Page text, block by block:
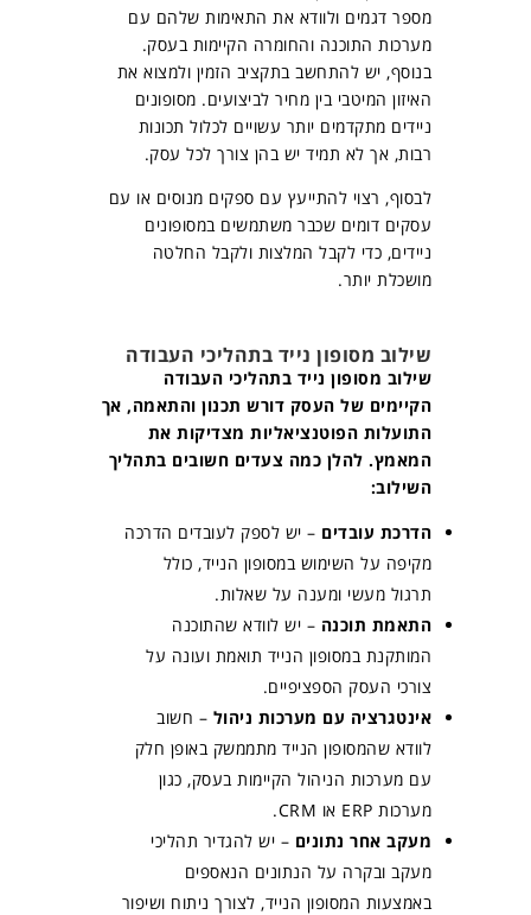
מספר דגמים ולוודא את התאימות שלהם עם
מערכות התוכנה והחומרה הקיימות בעסק.
בנוסף, יש להתחשב בתקציב הזמין ולמצוא את
האיזון המיטבי בין מחיר לביצועים. מסופונים
ניידים מתקדמים יותר עשויים לכלול תכונות
רבות, אך לא תמיד יש בהן צורך לכל עסק.
לבסוף, רצוי להתייעץ עם ספקים מנוסים או עם
עסקים דומים שכבר משתמשים במסופונים
ניידים, כדי לקבל המלצות ולקבל החלטה
מושכלת יותר.
שילוב מסופון נייד בתהליכי העבודה
שילוב מסופון נייד בתהליכי העבודה
הקיימים של העסק דורש תכנון והתאמה, אך
התועלות הפוטנציאליות מצדיקות את
המאמץ. להלן כמה צעדים חשובים בתהליך
השילוב:
הדרכת עובדים – יש לספק לעובדים הדרכה
מקיפה על השימוש במסופון הנייד, כולל
תרגול מעשי ומענה על שאלות.
התאמת תוכנה – יש לוודא שהתוכנה
המותקנת במסופון הנייד תואמת ועונה על
צורכי העסק הספציפיים.
אינטגרציה עם מערכות ניהול – חשוב
לוודא שהמסופון הנייד מתממשק באופן חלק
עם מערכות הניהול הקיימות בעסק, כגון
מערכות ERP או CRM.
מעקב אחר נתונים – יש להגדיר תהליכי
מעקב ובקרה על הנתונים הנאספים
באמצעות המסופון הנייד, לצורך ניתוח ושיפור